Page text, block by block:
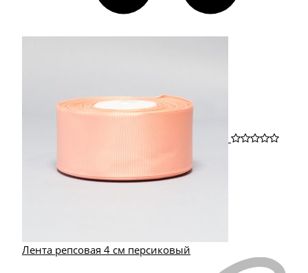
Лента репсовая 4 см персиковый